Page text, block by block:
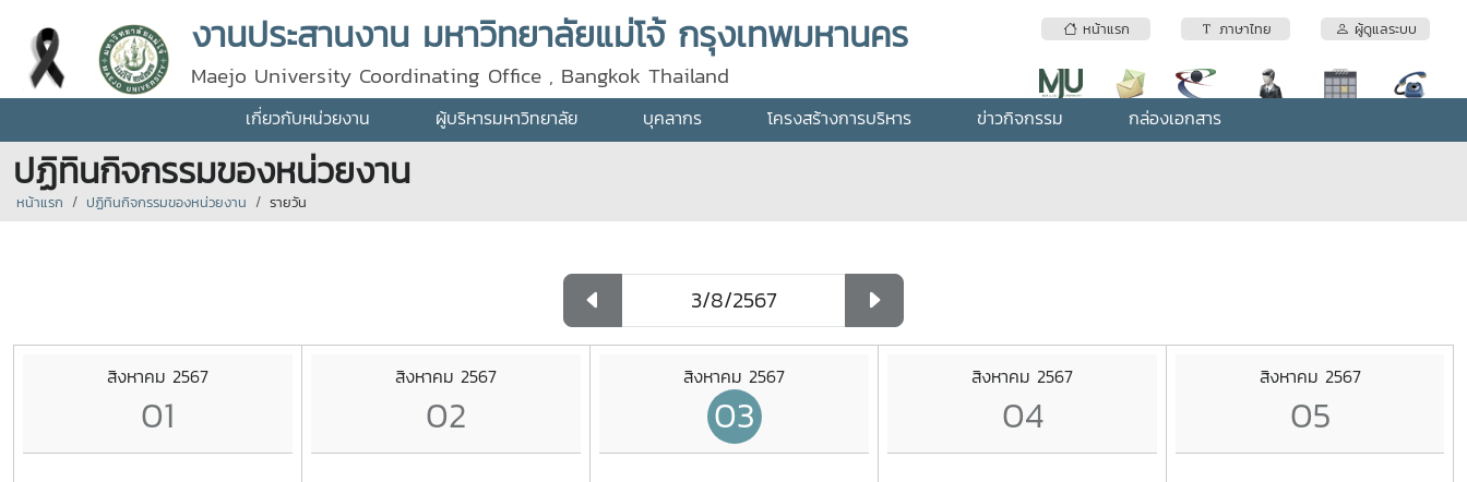
หน้าแรก ภาษาไทย ผู้ดูแลระบบ
งานประสานงาน มหาวิทยาลัยแม่โจ้ กรุงเทพมหานคร
Maejo University Coordinating Office , Bangkok Thailand
เกี่ยวกับหน่วยงาน ผู้บริหารมหาวิทยาลัย บุคลากร โครงสร้างการบริหาร ข่าวกิจกรรม กล่องเอกสาร
ปฏิทินกิจกรรมของหน่วยงาน
หน้าแรก ปฏิทินกิจกรรมของหน่วยงาน รายวัน
สิงหาคม 2567
01
สิงหาคม 2567
02
สิงหาคม 2567
03
สิงหาคม 2567
04
สิงหาคม 2567
05